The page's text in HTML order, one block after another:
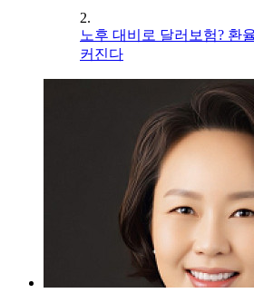
2.
노후 대비로 달러보험? 환
커진다